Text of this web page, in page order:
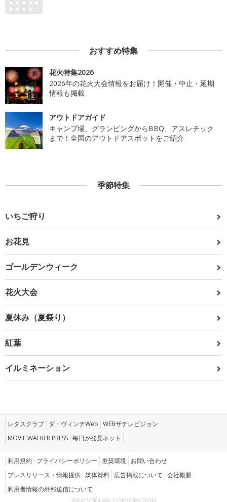
おすすめ特集
花火特集2026
2026年の花火大会情報をお届け！開催・中止・延期
情報も掲載
アウトドアガイド
キャンプ場、グランピングからBBQ、アスレチック
まで！全国のアウトドアスポットをご紹介
季節特集
いちご狩り
お花見
ゴールデンウィーク
花火大会
夏休み（夏祭り）
紅葉
イルミネーション
レタスクラブ ダ・ヴィンチWeb WEBザテレビジョン
MOVIE WALKER PRESS 毎日が発見ネット
利用規約 プライバシーポリシー 推奨環境 お問い合わせ
プレスリリース・情報提供 媒体資料 広告掲載について 会社概要
利用者情報の外部送信について